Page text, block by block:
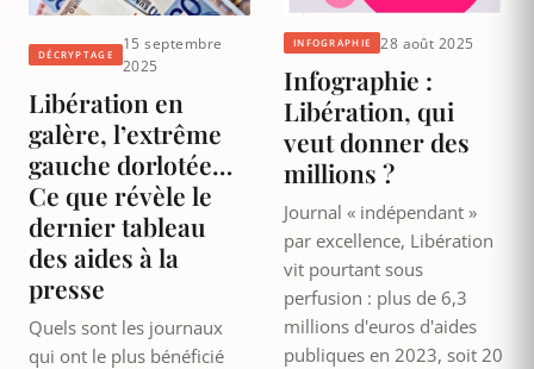
DÉCRYPTAGE
15 septembre
2025
Libération en
galère, l’extrême
gauche dorlotée…
Ce que révèle le
dernier tableau
des aides à la
presse
Quels sont les journaux
qui ont le plus bénéficié
INFOGRAPHIE 28 août 2025
Infographie :
Libération, qui
veut donner des
millions ?
Journal « indépendant »
par excellence, Libération
vit pourtant sous
perfusion : plus de 6,3
millions d'euros d'aides
publiques en 2023, soit 20